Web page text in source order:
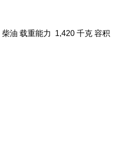
柴油 载重能力 1,420 千克 容积